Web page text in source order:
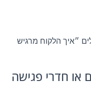
״איך הלקוח מרגיש
או חדרי פגישה